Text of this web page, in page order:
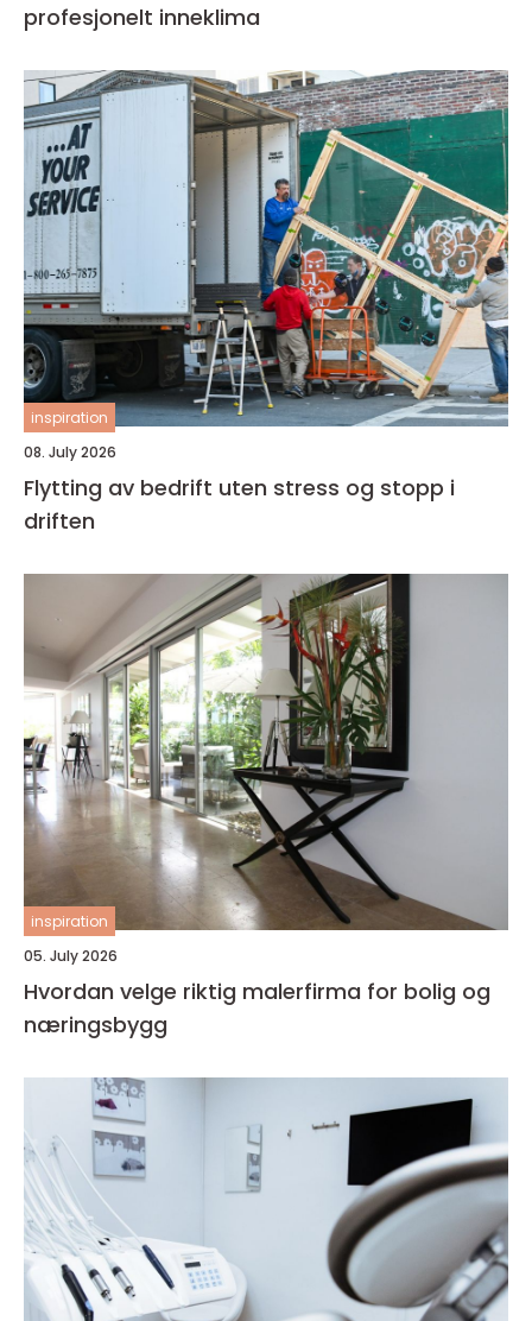
profesjonelt inneklima
inspiration
08. July 2026
Flytting av bedrift uten stress og stopp i
driften
inspiration
05. July 2026
Hvordan velge riktig malerfirma for bolig og
næringsbygg